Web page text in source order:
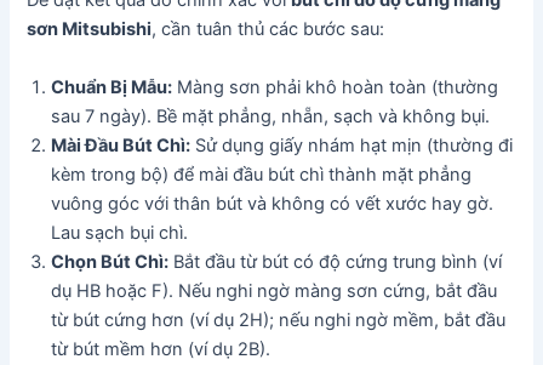
sơn Mitsubishi, cần tuân thủ các bước sau:
Chuẩn Bị Mẫu: Màng sơn phải khô hoàn toàn (thường
sau 7 ngày). Bề mặt phẳng, nhẵn, sạch và không bụi.
Mài Đầu Bút Chì: Sử dụng giấy nhám hạt mịn (thường đi
kèm trong bộ) để mài đầu bút chì thành mặt phẳng
vuông góc với thân bút và không có vết xước hay gờ.
Lau sạch bụi chì.
Chọn Bút Chì: Bắt đầu từ bút có độ cứng trung bình (ví
dụ HB hoặc F). Nếu nghi ngờ màng sơn cứng, bắt đầu
từ bút cứng hơn (ví dụ 2H); nếu nghi ngờ mềm, bắt đầu
từ bút mềm hơn (ví dụ 2B).